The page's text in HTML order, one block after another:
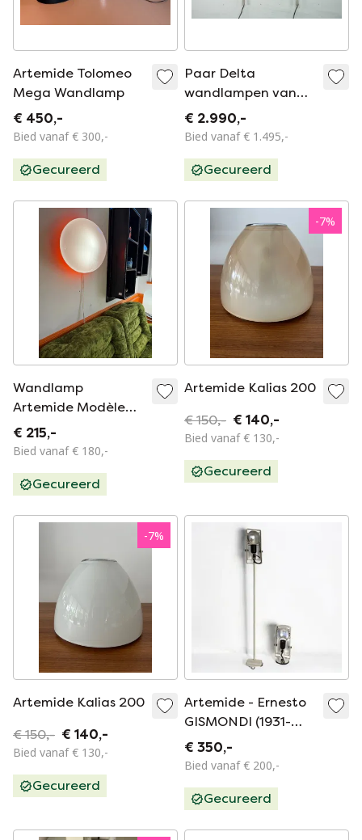
Artemide Tolomeo
Mega Wandlamp
€ 450,-
Bied vanaf € 300,-
Gecureerd
Paar Delta
wandlampen van
Sergio Mazza voor
Artemide. Italië,
€ 2.990,-
Bied vanaf € 1.495,-
Gecureerd
Wandlamp
Artemide Modèle
Campanile
€ 215,-
Bied vanaf € 180,-
Gecureerd
-7%
Artemide Kalias 200
€ 150,- € 140,-
Bied vanaf € 130,-
Gecureerd
-7%
Artemide Kalias 200
€ 150,- € 140,-
Bied vanaf € 130,-
Gecureerd
Artemide - Ernesto
GISMONDI (1931-
2020) - Sintesi -
Lamp (2) - Metaal
€ 350,-
Bied vanaf € 200,-
Gecureerd